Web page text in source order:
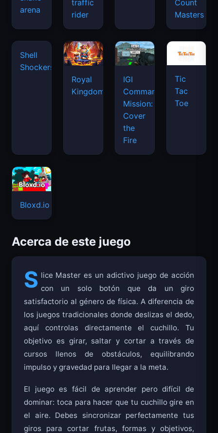
arena
traffic
rider
Count
Masters
Royal
IGI
Commando
Mission:
Cover
the
Tic
Tac
Acerca de este juego
S lice Master es un adictivo juego de acción
con un solo botón que da un giro
satisfactorio al género de física. A diferencia de
los juegos tradicionales donde deslizas el dedo,
aquí controlas directamente el cuchillo. Tu
objetivo es girar, saltar y cortar a través de
cursos llenos de obstáculos, equilibrando
El juego es fácil de aprender pero difícil de
dominar: toca para hacer que tu cuchillo gire en
el aire. Debes sincronizar perfectamente tus